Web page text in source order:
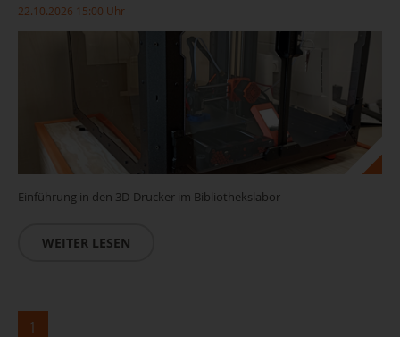
22.10.2026 15:00 Uhr
Einführung in den 3D-Drucker im Bibliothekslabor
WEITER LESEN
1